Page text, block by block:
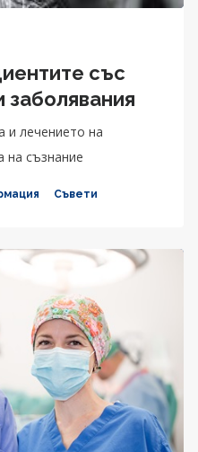
със
и лечението на
на съзнание
Съвети